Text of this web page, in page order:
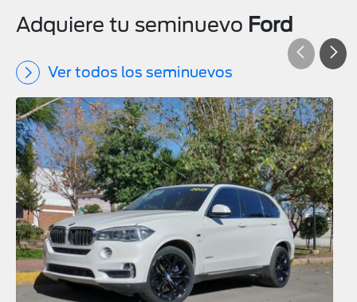
Adquiere tu seminuevo Ford
Ver todos los seminuevos